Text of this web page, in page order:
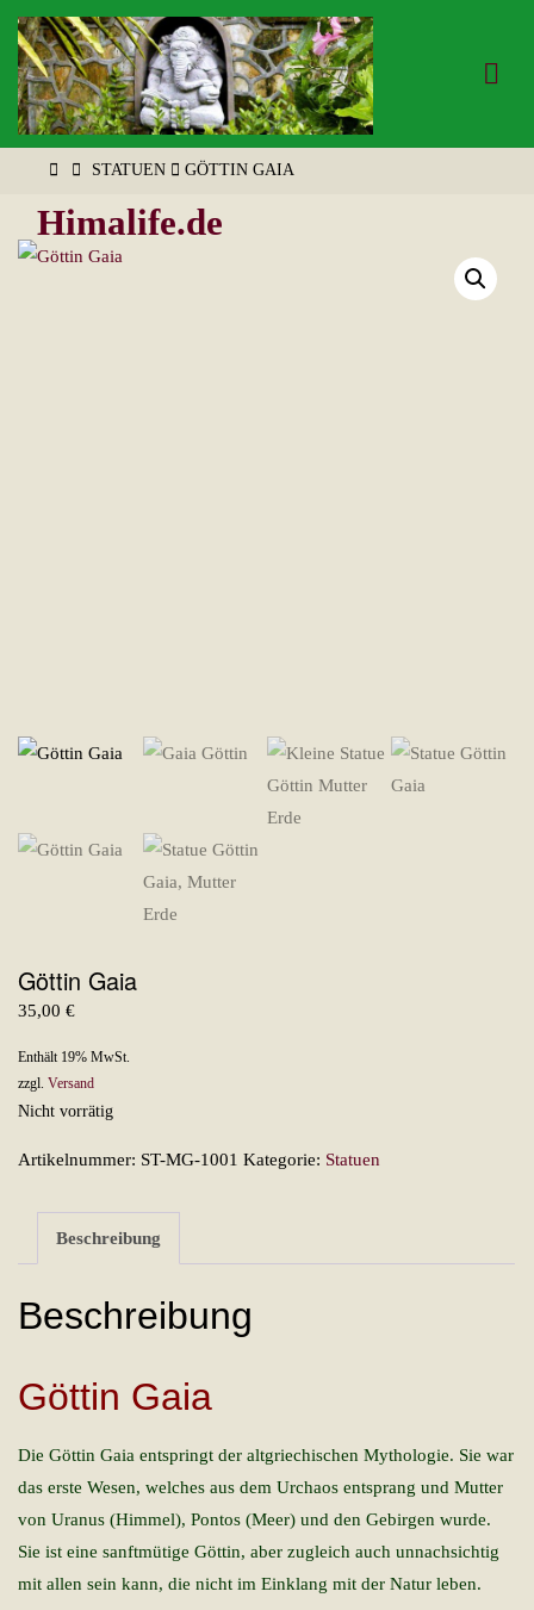
Zum
Inhalt
springen
Himalife.de
STARTSTATUEN GÖTTIN GAIA
Göttin Gaia
35,00€
Enthält 19% MwSt.
zzgl.Versand
Nicht vorrätig
Artikelnummer: ST-MG-1001 Kategorie: Statuen
Beschreibung
Beschreibung
Göttin Gaia
Die Göttin Gaia entspringt der altgriechischen Mythologie. Sie war
das erste Wesen, welches aus dem Urchaos entsprang und Mutter
von Uranus (Himmel), Pontos (Meer) und den Gebirgen wurde.
Sie ist eine sanftmütige Göttin, aber zugleich auch unnachsichtig
mit allen sein kann, die nicht im Einklang mit der Natur leben.